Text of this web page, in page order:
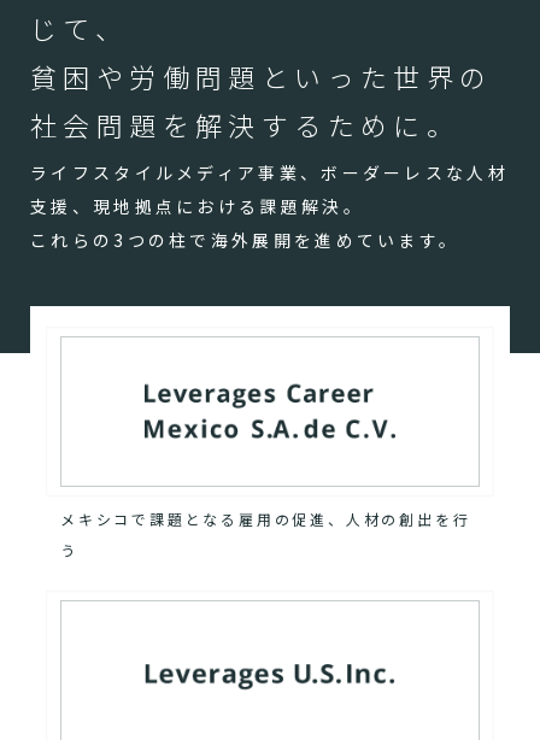
じて、
貧困や労働問題といった世界の
社会問題を解決するために。
ライフスタイルメディア事業、ボーダーレスな人材
支援、現地拠点における課題解決。
これらの3つの柱で海外展開を進めています。
メキシコで課題となる雇用の促進、人材の創出を行
う